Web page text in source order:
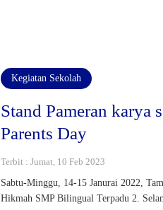
Kegiatan Sekolah
Stand Pameran karya
Parents Day
Terbit : Jumat, 10 Feb 2023
Sabtu-Minggu, 14-15 Janurai 2022,
Hikmah SMP Bilingual Terpadu 2.